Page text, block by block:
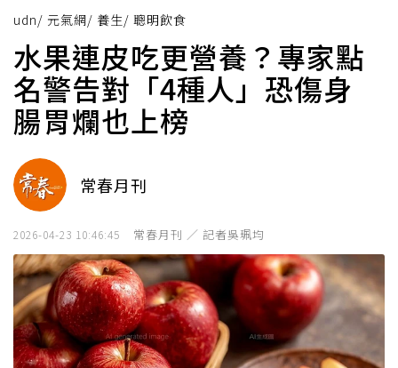
udn/ 元氣網/ 養生/ 聰明飲食
水果連皮吃更營養？專家點
名警告對「4種人」恐傷身
腸胃爛也上榜
常春月刊
2026-04-23 10:46:45 常春月刊 ／ 記者吳珮均